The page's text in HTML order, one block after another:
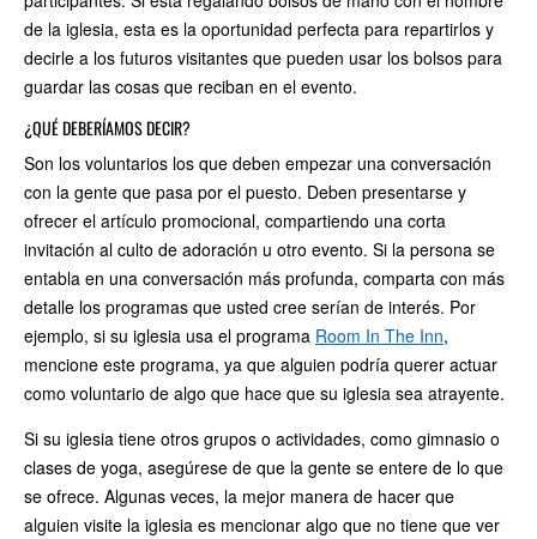
de la iglesia, esta es la oportunidad perfecta para repartirlos y
decirle a los futuros visitantes que pueden usar los bolsos para
guardar las cosas que reciban en el evento.
¿QUÉ DEBERÍAMOS DECIR?
Son los voluntarios los que deben empezar una conversación
con la gente que pasa por el puesto. Deben presentarse y
ofrecer el artículo promocional, compartiendo una corta
invitación al culto de adoración u otro evento. Si la persona se
entabla en una conversación más profunda, comparta con más
detalle los programas que usted cree serían de interés. Por
ejemplo, si su iglesia usa el programa Room In The Inn,
mencione este programa, ya que alguien podría querer actuar
como voluntario de algo que hace que su iglesia sea atrayente.
Si su iglesia tiene otros grupos o actividades, como gimnasio o
clases de yoga, asegúrese de que la gente se entere de lo que
se ofrece. Algunas veces, la mejor manera de hacer que
alguien visite la iglesia es mencionar algo que no tiene que ver